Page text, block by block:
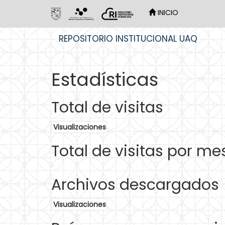
INICIO
REPOSITORIO INSTITUCIONAL UAQ
Estadísticas
Total de visitas
Visualizaciones
Total de visitas por
Archivos descargados
Visualizaciones